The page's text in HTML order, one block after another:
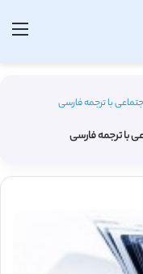
با ترجمه فارسی
با ترجمه فارسی